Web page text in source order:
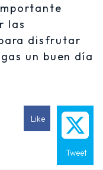
las
disfrutar
un buen día
Like
Tweet